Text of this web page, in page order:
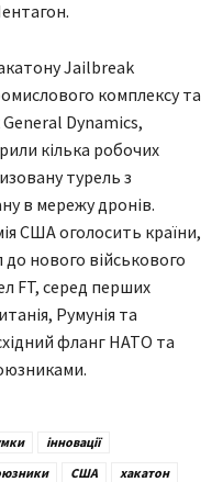
Jailbreak
комплексу та
General Dynamics,
кілька робочих
турель з
в мережу дронів.
США оголосить країни,
нового військового
FT, серед перших
Румунія та
фланг НАТО та
інновації
США хакатон